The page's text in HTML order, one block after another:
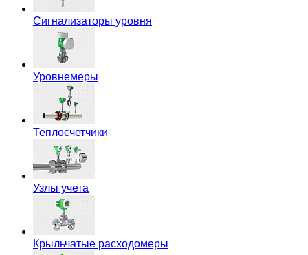
Сигнализаторы уровня
Уровнемеры
Теплосчетчики
Узлы учета
Крыльчатые расходомеры